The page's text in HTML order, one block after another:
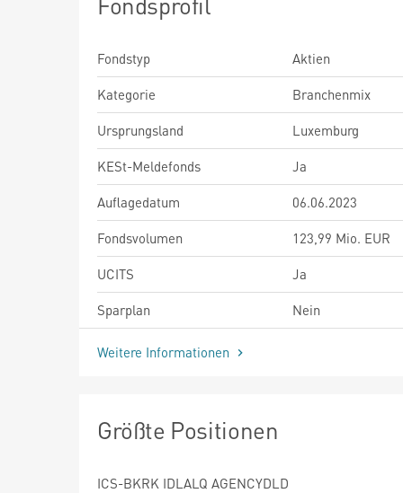
Fondstyp
Aktien
Kategorie
Branchenmix
Ursprungsland
Luxemburg
KESt-Meldefonds
Ja
Auflagedatum
06.06.2023
Fondsvolumen
123,99 Mio. EUR
UCITS
Ja
Sparplan
Nein
Weitere Informationen
Größte Positionen
ICS-BKRK IDLALQ AGENCYDLD